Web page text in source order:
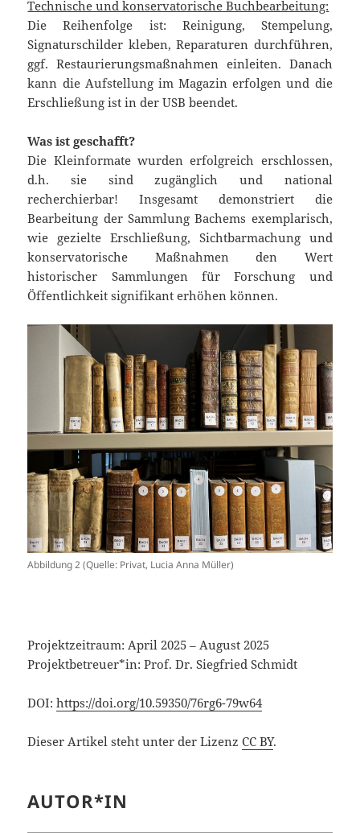
Technische und konservatorische Buchbearbeitung:
Die Reihenfolge ist: Reinigung, Stempelung,
Signaturschilder kleben, Reparaturen durchführen,
ggf. Restaurierungsmaßnahmen einleiten. Danach
kann die Aufstellung im Magazin erfolgen und die
Erschließung ist in der USB beendet.
Was ist geschafft?
Die Kleinformate wurden erfolgreich erschlossen,
d.h. sie sind zugänglich und national
recherchierbar! Insgesamt demonstriert die
Bearbeitung der Sammlung Bachems exemplarisch,
wie gezielte Erschließung, Sichtbarmachung und
konservatorische Maßnahmen den Wert
historischer Sammlungen für Forschung und
Öffentlichkeit signifikant erhöhen können.
Abbildung 2 (Quelle: Privat, Lucia Anna Müller)
Projektzeitraum: April 2025 – August 2025
Projektbetreuer*in: Prof. Dr. Siegfried Schmidt
DOI:https://doi.org/10.59350/76rg6-79w64
Dieser Artikel steht unter der LizenzCC BY.
AUTOR*IN